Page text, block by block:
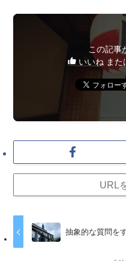
この記事
いいね また
URL
抽象的な質問を